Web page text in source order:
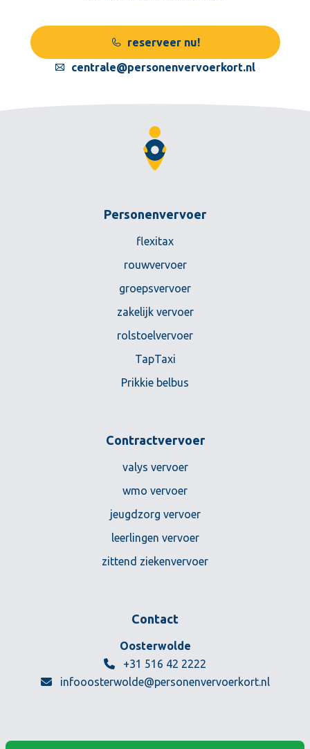
reserveer nu!
centrale@personenvervoerkort.nl
Personenvervoer
flexitax
rouwvervoer
groepsvervoer
zakelijk vervoer
rolstoelvervoer
TapTaxi
Prikkie belbus
Contractvervoer
valys vervoer
wmo vervoer
jeugdzorg vervoer
leerlingen vervoer
zittend ziekenvervoer
Contact
Personenvervoer Kort BV
Oosterwolde
+31 516 42 2222
infooosterwolde@personenvervoerkort.nl